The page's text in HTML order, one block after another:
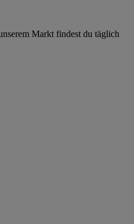
Markt findest du täglich